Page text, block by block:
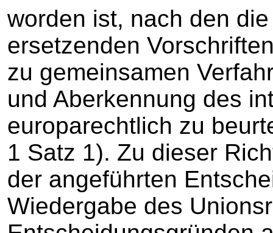
worden ist, nach den
ersetzenden
zu gemeinsamen
und Aberkennung des
europarechtlich zu
1 Satz 1). Zu dieser
der angeführten
Wiedergabe des